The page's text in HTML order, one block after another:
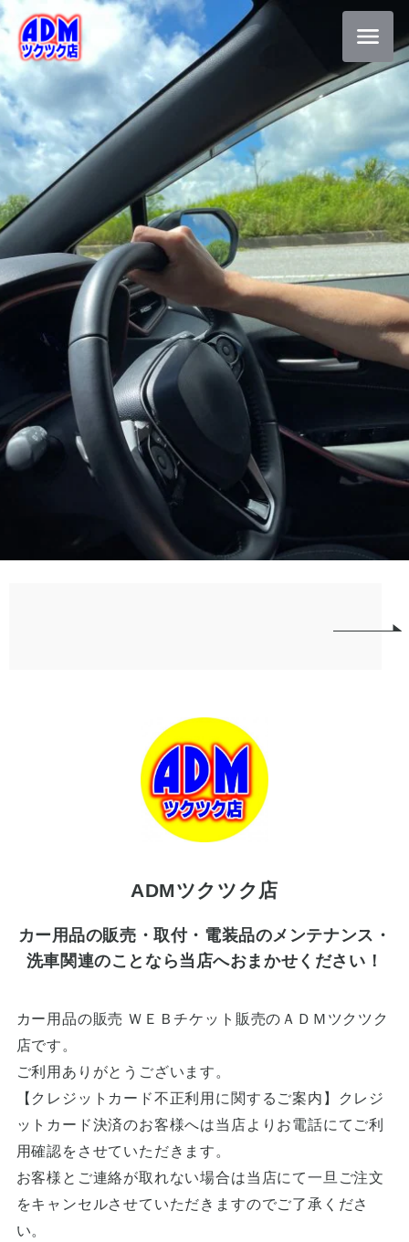
ADMツクツク店
カー用品の販売・取付・電装品のメンテナンス・
洗車関連のことなら当店へおまかせください！
カー用品の販売 ＷＥＢチケット販売のＡＤＭツクツク
店です。
ご利用ありがとうございます。
【クレジットカード不正利用に関するご案内】クレジ
ットカード決済のお客様へは当店よりお電話にてご利
用確認をさせていただきます。
お客様とご連絡が取れない場合は当店にて一旦ご注文
をキャンセルさせていただきますのでご了承くださ
い。